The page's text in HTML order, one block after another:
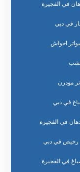
في الفجيرة
في دبي
احواش
مودرن
في دبي
في الفجيرة
رخيص في دبي
في الفجيرة